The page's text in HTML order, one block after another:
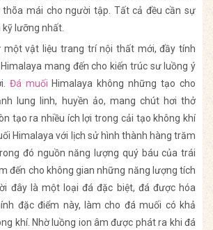
thõa mái cho người tập. Tất cả đều cần sự
lưỡng nhất.
một vật liệu trang trí nội thất mới, đầy tính
mang đến cho kiến trúc sư luồng ý
Đá muối Himalaya không những tạo cho
lung linh, huyền ảo, mang chút hơi thở
tạo ra nhiều ích lợi trong cải tạo không khí
Himalaya với lịch sử hình thành hàng trăm
đó nguồn năng lượng quý báu của trái
đến cho không gian những năng lượng tích
đây là một loại đá đặc biệt, đá được hóa
đặc điểm này, làm cho đá muối có khả
khí. Nhờ luồng ion âm được phát ra khi đá